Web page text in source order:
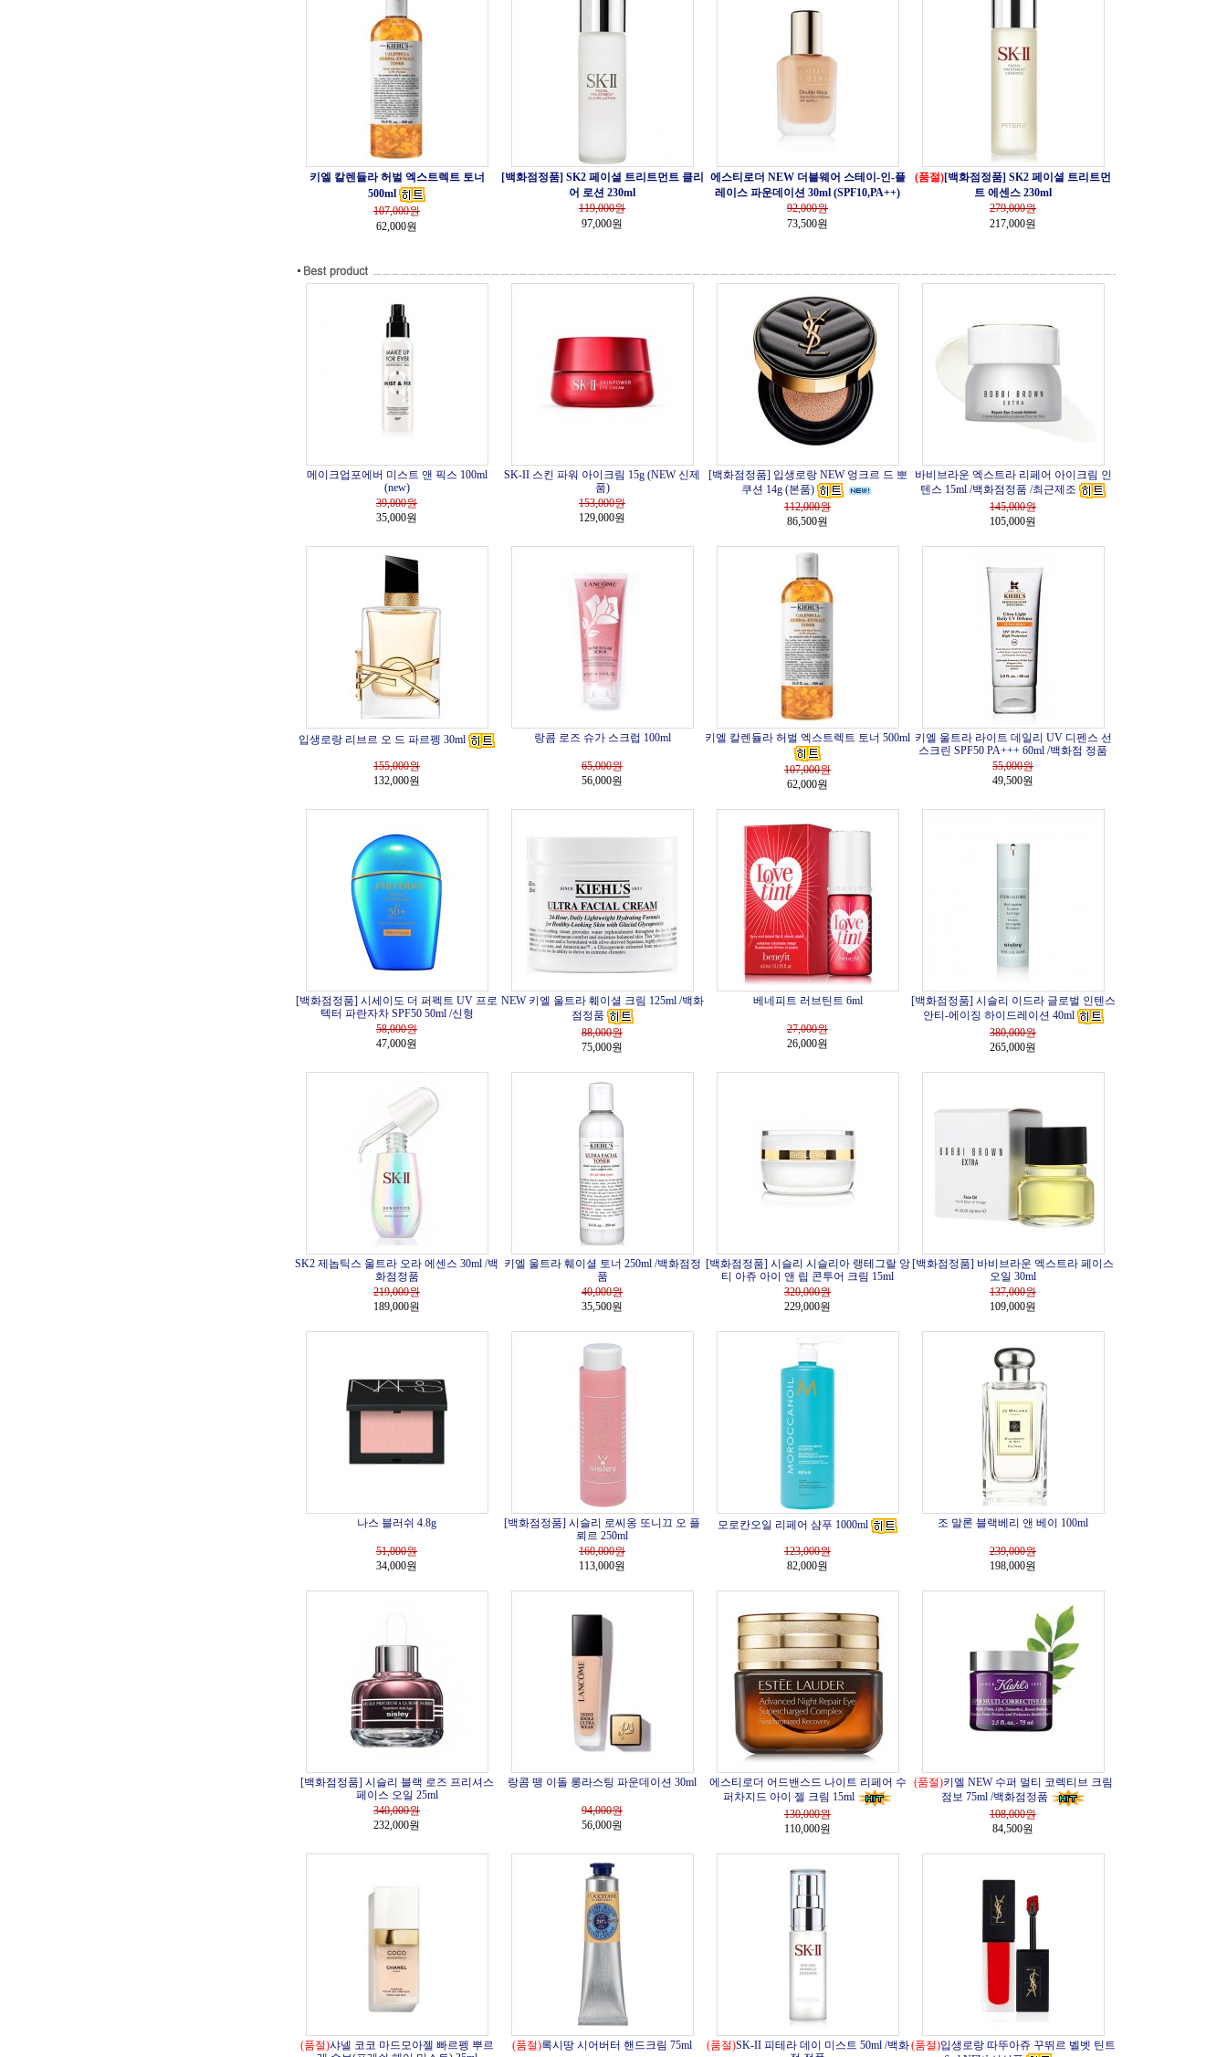
키엘 칼렌듈라 허벌 엑스트렉트 토너
500ml
107,000원
62,000원
[백화점정품] SK2 페이셜 트리트먼트 클리
어 로션 230ml
119,000원
97,000원
에스티로더 NEW 더블웨어 스테이-인-플
레이스 파운데이션 30ml (SPF10,PA++)
92,000원
73,500원
(품절)[백화점정품] SK2 페이셜 트리트먼
트 에센스 230ml
279,000원
217,000원
메이크업포에버 미스트 앤 픽스 100ml
(new)
39,000원
35,000원
SK-II 스킨 파워 아이크림 15g (NEW 신제
품)
153,000원
129,000원
[백화점정품] 입생로랑 NEW 엉크르 드 뽀
쿠션 14g (본품)
112,000원
86,500원
바비브라운 엑스트라 리페어 아이크림 인
텐스 15ml /백화점정품 /최근제조
145,000원
105,000원
입생로랑 리브르 오 드 파르펭 30ml
155,000원
132,000원
랑콤 로즈 슈가 스크럽 100ml
65,000원
56,000원
키엘 칼렌듈라 허벌 엑스트렉트 토너 500ml
107,000원
62,000원
키엘 울트라 라이트 데일리 UV 디펜스 선
스크린 SPF50 PA+++ 60ml /백화점 정품
55,000원
49,500원
[백화점정품] 시세이도 더 퍼펙트 UV 프로
텍터 파란자차 SPF50 50ml /신형
58,000원
47,000원
NEW 키엘 울트라 훼이셜 크림 125ml /백화
점정품
88,000원
75,000원
베네피트 러브틴트 6ml
27,000원
26,000원
[백화점정품] 시슬리 이드라 글로벌 인텐스
안티-에이징 하이드레이션 40ml
380,000원
265,000원
SK2 제놉틱스 울트라 오라 에센스 30ml /백
화점정품
219,000원
189,000원
키엘 울트라 훼이셜 토너 250ml /백화점정
품
40,000원
35,500원
[백화점정품] 시슬리 시슬리아 랭테그랄 앙
티 아쥬 아이 앤 립 콘투어 크림 15ml
320,000원
229,000원
[백화점정품] 바비브라운 엑스트라 페이스
오일 30ml
137,000원
109,000원
나스 블러쉬 4.8g
51,000원
34,000원
[백화점정품] 시슬리 로씨옹 또니끄 오 플
뢰르 250ml
160,000원
113,000원
모로칸오일 리페어 샴푸 1000ml
123,000원
82,000원
조 말론 블랙베리 앤 베이 100ml
239,000원
198,000원
[백화점정품] 시슬리 블랙 로즈 프리셔스
페이스 오일 25ml
340,000원
232,000원
랑콤 뗑 이돌 롱라스팅 파운데이션 30ml
94,000원
56,000원
에스티로더 어드밴스드 나이트 리페어 수
퍼차지드 아이 젤 크림 15ml
130,000원
110,000원
(품절)키엘 NEW 수퍼 멀티 코렉티브 크림
점보 75ml /백화점정품
108,000원
84,500원
(품절)샤넬 코코 마드모아젤 빠르펭 뿌르
(품절)록시땅 시어버터 핸드크림 75ml (품절)SK-II 피테라 데이 미스트 50ml /백화(품절)입생로랑 따뚜아쥬 꾸뛰르 벨벳 틴트